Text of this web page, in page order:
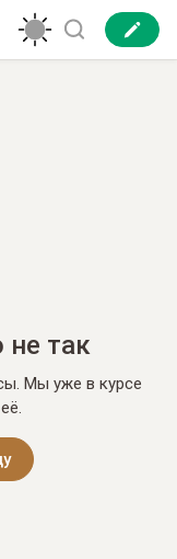
не так
Мы уже в курсе